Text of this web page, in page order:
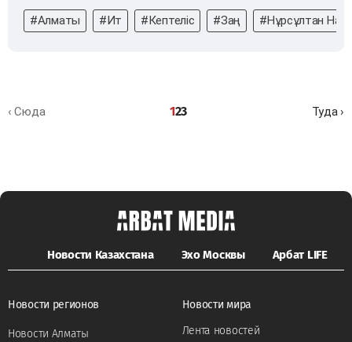
#Алматы #Ит #Кептеліс #Заң #Нұрсұлтан
‹ Сюда 123 Туда ›
Новости Казахстана Эхо Москвы Арбат LIFE
Новости регионов
Новости Алматы
Новости мира
Лента новостей